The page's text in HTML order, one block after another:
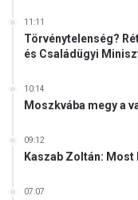
11:11
Törvénytelenség?
és Családügyi
10:14
Moszkvába megy a
09:12
Kaszab Zoltán:
07:07